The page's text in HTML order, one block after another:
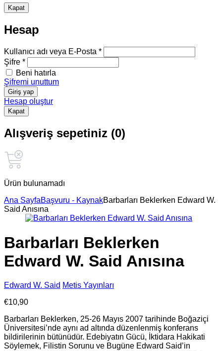
Kapat
Hesap
Kullanıcı adı veya E-Posta *
Şifre *
Beni hatırla
Şifremi unuttum
Giriş yap
Hesap oluştur
Kapat
Alışveriş sepetiniz (0)
Ürün bulunamadı
Ana SayfaBaşvuru - KaynakBarbarları Beklerken Edward W.
Said Anısına
Barbarları Beklerken
Edward W. Said Anısına
Edward W. Said Metis Yayınları
€10,90
Barbarları Beklerken, 25-26 Mayıs 2007 tarihinde Boğaziçi
Üniversitesi’nde aynı ad altında düzenlenmiş konferans
bildirilerinin bütünüdür. Edebiyatın Gücü, İktidara Hakikati
Söylemek, Filistin Sorunu ve Bugüne Edward Said’in